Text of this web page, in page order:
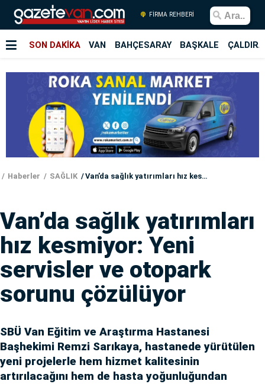
FİRMA REHBERİ
SON DAKİKA VAN BAHÇESARAY BAŞKALE
Haberler SAĞLIK Van’da sağlık yatırımları hız kesmiyor: Yeni servisler ve otopark sorunu çözülüyor
Van’da sağlık yatırımları
hız kesmiyor: Yeni
servisler ve otopark
sorunu çözülüyor
SBÜ Van Eğitim ve Araştırma Hastanesi
Başhekimi Remzi Sarıkaya, hastanede yürütülen
yeni projelerle hem hizmet kalitesinin
artırılacağını hem de hasta yoğunluğundan